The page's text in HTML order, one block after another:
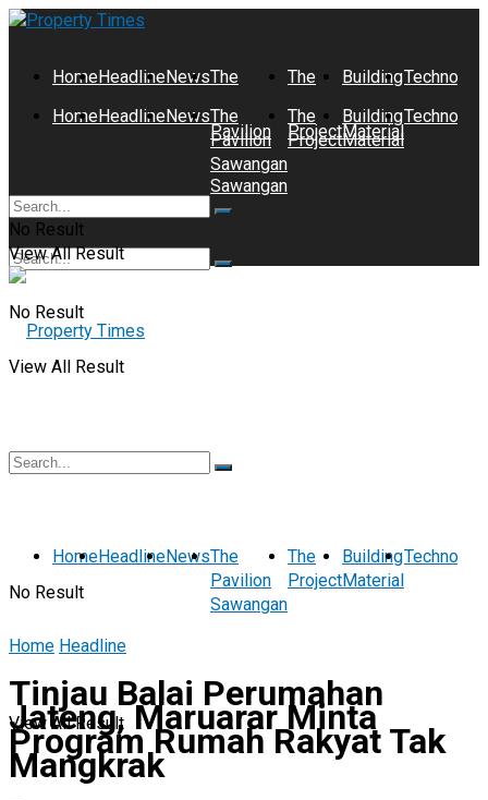
HomeHeadlineNewsThe
Pavilion
Sawangan
The
Project
Building
Material
No Result
View All Result
HomeHeadlineNewsThe
Pavilion
Sawangan
The
Project
Building
Material
No Result
View All Result
No Result
View All Result
HomeHeadlineNewsThe
Pavilion
Sawangan
The
Project
Building
Material
Home Headline
Tinjau Balai Perumahan
Jateng, Maruarar Minta
Program Rumah Rakyat Tak
Mangkrak